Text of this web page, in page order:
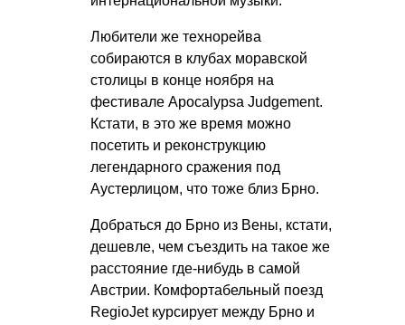
Любители же технорейва
собираются в клубах моравской
столицы в конце ноября на
фестивале Apocalypsa Judgement.
Кстати, в это же время можно
посетить и реконструкцию
легендарного сражения под
Аустерлицом, что тоже близ Брно.
Добраться до Брно из Вены, кстати,
дешевле, чем съездить на такое же
расстояние где-нибудь в самой
Австрии. Комфортабельный поезд
RegioJet курсирует между Брно и